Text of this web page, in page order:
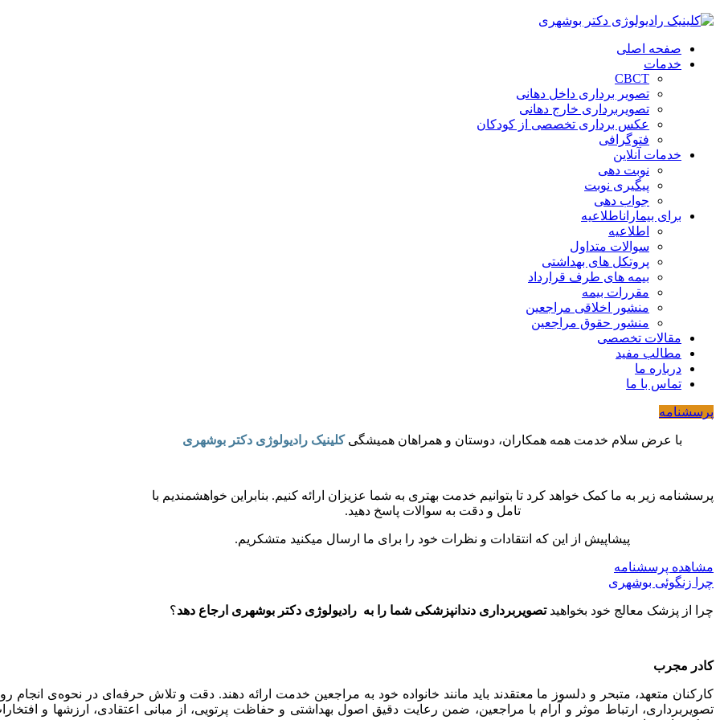
صفحه اصلی
خدمات
CBCT
تصویر برداری داخل دهانی
تصویربرداری خارج دهانی
عکس برداری تخصصی از کودکان
فتوگرافی
خدمات آنلاین
نوبت دهی
پیگیری نوبت
جواب دهی
برای بیماراناطلاعیه
اطلاعیه
سوالات متداول
پروتکل های بهداشتی
بیمه های طرف قرارداد
مقررات بیمه
منشور اخلاقی مراجعین
منشور حقوق مراجعین
مقالات تخصصی
مطالب مفید
درباره ما
تماس با ما
پرسشنامه
با عرض سلام خدمت همه همکاران، دوستان و همراهان همیشگیکلینیک رادیولوژی دکتر بوشهری
پرسشنامه زیر به ما کمک خواهد کرد تا بتوانیم خدمت بهتری به شما عزیزان ارائه کنیم. بنابراین خواهشمندیم با
تامل و دقت به سوالات پاسخ دهید.
پیشاپیش از این که انتقادات و نظرات خود را برای ما ارسال میکنید متشکریم.
مشاهده پرسشنامه
چرا زنگوئی بوشهری
چرا از پزشک معالج خود بخواهیدتصویربرداری دندانپزشکی شما را به رادیولوژی دکتر بوشهری ارجاع دهد؟
کادر مجرب
کارکنان متعهد، متبحر و دلسوز ما معتقدند باید مانند خانواده خود به مراجعین خدمت ارائه دهند. دقت و تلاش حرفه‌ای در نحوه‌ی انجام
تصویربرداری، ارتباط موثر و آرام با مراجعین، ضمن رعایت دقیق اصول بهداشتی و حفاظت پرتویی، از مبانی اعتقادی، ارزشها و